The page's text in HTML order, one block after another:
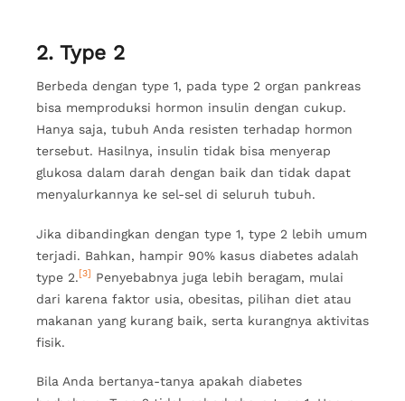
2. Type 2
Berbeda dengan type 1, pada type 2 organ pankreas
bisa memproduksi hormon insulin dengan cukup.
Hanya saja, tubuh Anda resisten terhadap hormon
tersebut. Hasilnya, insulin tidak bisa menyerap
glukosa dalam darah dengan baik dan tidak dapat
menyalurkannya ke sel-sel di seluruh tubuh.
Jika dibandingkan dengan type 1, type 2 lebih umum
terjadi. Bahkan, hampir 90% kasus diabetes adalah
type 2. [3] Penyebabnya juga lebih beragam, mulai
dari karena faktor usia, obesitas, pilihan diet atau
makanan yang kurang baik, serta kurangnya aktivitas
fisik.
Bila Anda bertanya-tanya apakah diabetes